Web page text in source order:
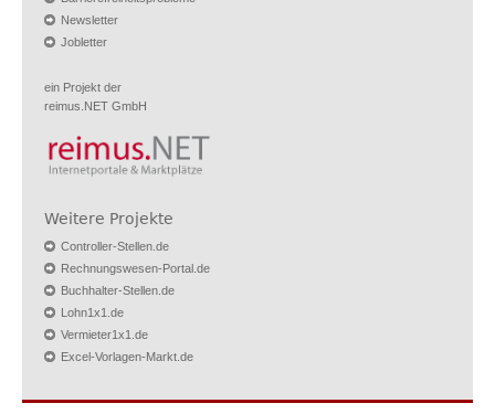
Newsletter
Jobletter
ein Projekt der
reimus.NET GmbH
Weitere Projekte
Controller-Stellen.de
Rechnungswesen-Portal.de
Buchhalter-Stellen.de
Lohn1x1.de
Vermieter1x1.de
Excel-Vorlagen-Markt.de